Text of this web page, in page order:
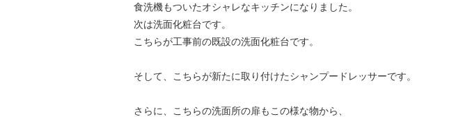
食洗機もついたオシャレなキッチンになりました。
次は洗面化粧台です。
こちらが工事前の既設の洗面化粧台です。
そして、こちらが新たに取り付けたシャンプードレッサーです。
さらに、こちらの洗面所の扉もこの様な物から、